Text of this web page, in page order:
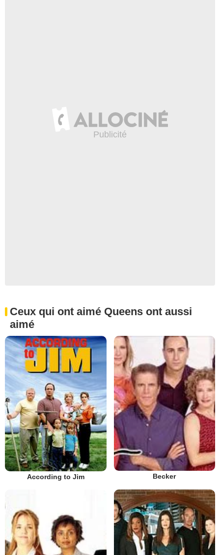
Ceux qui ont aimé Queens ont aussi
aimé
According to Jim Becker